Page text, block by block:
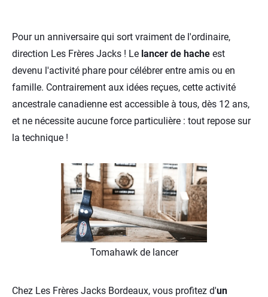
Pour un anniversaire qui sort vraiment de l'ordinaire,
direction Les Frères Jacks ! Le lancer de hache est
devenu l'activité phare pour célébrer entre amis ou en
famille. Contrairement aux idées reçues, cette activité
ancestrale canadienne est accessible à tous, dès 12 ans,
et ne nécessite aucune force particulière : tout repose sur
la technique !
Tomahawk de lancer
Chez Les Frères Jacks Bordeaux, vous profitez d'un